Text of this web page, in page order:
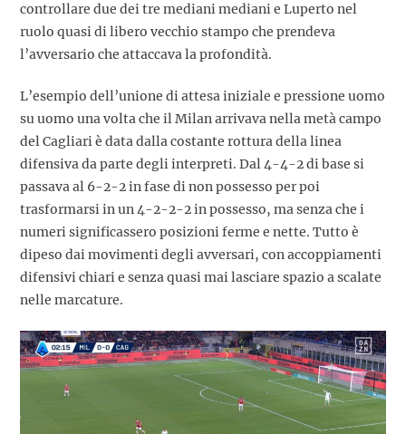
controllare due dei tre mediani mediani e Luperto nel
ruolo quasi di libero vecchio stampo che prendeva
l’avversario che attaccava la profondità.
L’esempio dell’unione di attesa iniziale e pressione uomo
su uomo una volta che il Milan arrivava nella metà campo
del Cagliari è data dalla costante rottura della linea
difensiva da parte degli interpreti. Dal 4-4-2 di base si
passava al 6-2-2 in fase di non possesso per poi
trasformarsi in un 4-2-2-2 in possesso, ma senza che i
numeri significassero posizioni ferme e nette. Tutto è
dipeso dai movimenti degli avversari, con accoppiamenti
difensivi chiari e senza quasi mai lasciare spazio a scalate
nelle marcature.